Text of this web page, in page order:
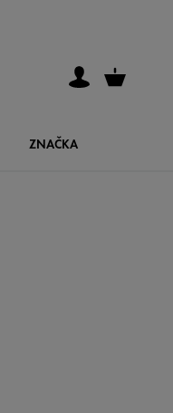
ZNAČKA